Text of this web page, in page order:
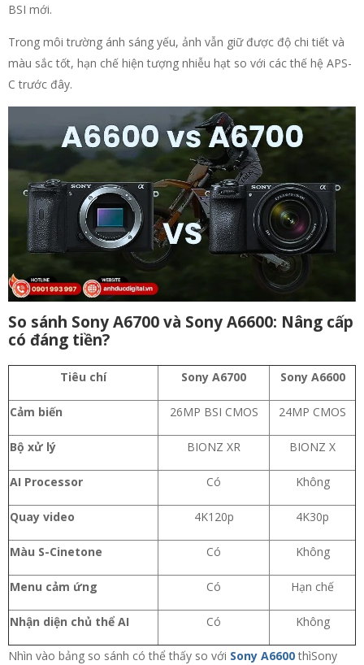
BSI mới.
Trong môi trường ánh sáng yếu, ảnh vẫn giữ được độ chi tiết và
màu sắc tốt, hạn chế hiện tượng nhiễu hạt so với các thế hệ APS-
C trước đây.
So sánh Sony A6700 và Sony A6600: Nâng cấp
có đáng tiền?
Tiêu chí Sony A6700 Sony A6600
Cảm biến 26MP BSI CMOS 24MP CMOS
Bộ xử lý BIONZ XR BIONZ X
AI Processor Có Không
Quay video 4K120p 4K30p
Màu S-Cinetone Có Không
Menu cảm ứng Có Hạn chế
Nhận diện chủ thể AI Có Không
Nhìn vào bảng so sánh có thể thấy so với Sony A6600thìSony